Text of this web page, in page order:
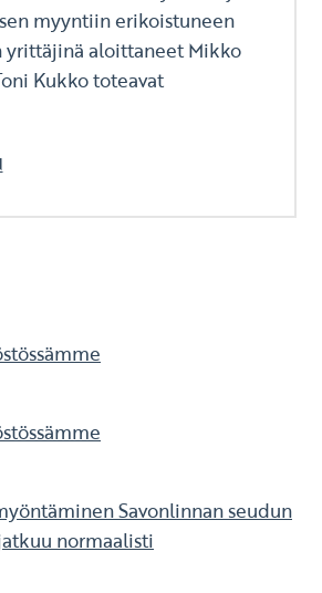
myyntiin erikoistuneen
yrittäjinä aloittaneet Mikko
Kukko toteavat
Savonlinnan seudun
normaalisti